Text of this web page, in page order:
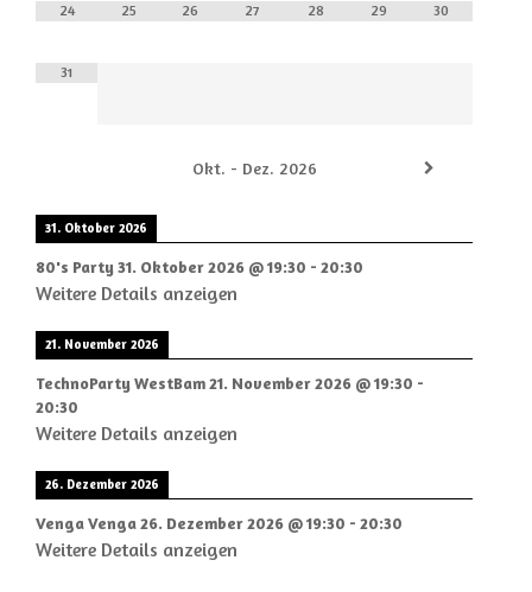
24 25 26 27 28 29 30
31
Okt. - Dez. 2026
31. Oktober 2026
80's Party31. Oktober 2026 @19:30 - 20:30
Weitere Details anzeigen
21. November 2026
TechnoParty WestBam21. November 2026 @19:30 -
20:30
Weitere Details anzeigen
26. Dezember 2026
Venga Venga26. Dezember 2026 @19:30 - 20:30
Weitere Details anzeigen